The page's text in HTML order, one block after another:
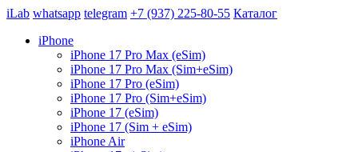
iLab whatsapp telegram +7 (937) 225-80-55 Каталог
iPhone
iPhone 17 Pro Max (eSim)
iPhone 17 Pro Max (Sim+eSim)
iPhone 17 Pro (eSim)
iPhone 17 Pro (Sim+eSim)
iPhone 17 (eSim)
iPhone 17 (Sim + eSim)
iPhone Air